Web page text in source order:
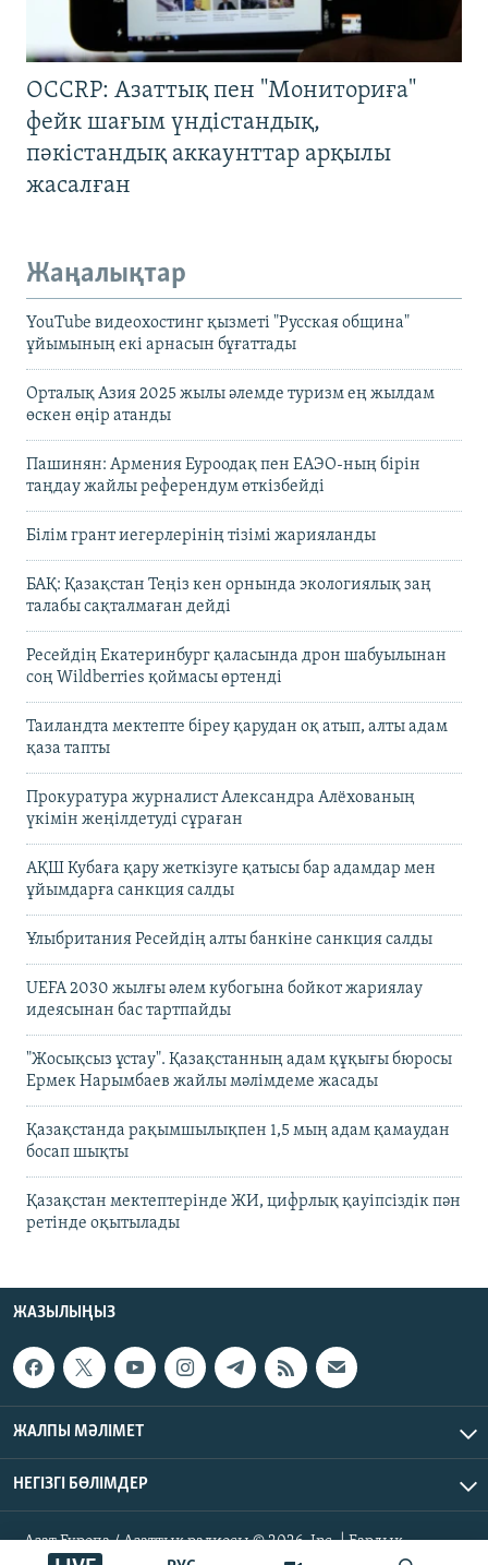
OCCRP: Азаттық пен "Мониториға"
фейк шағым үндістандық,
пәкістандық аккаунттар арқылы
жасалған
Жаңалықтар
YouTube видеохостинг қызметі "Русская община"
ұйымының екі арнасын бұғаттады
Орталық Азия 2025 жылы әлемде туризм ең жылдам
өскен өңір атанды
Пашинян: Армения Еуроодақ пен ЕАЭО-ның бірін
таңдау жайлы референдум өткізбейді
Білім грант иегерлерінің тізімі жарияланды
БАҚ: Қазақстан Теңіз кен орнында экологиялық заң
талабы сақталмаған дейді
Ресейдің Екатеринбург қаласында дрон шабуылынан
соң Wildberries қоймасы өртенді
Таиландта мектепте біреу қарудан оқ атып, алты адам
қаза тапты
Прокуратура журналист Александра Алёхованың
үкімін жеңілдетуді сұраған
АҚШ Кубаға қару жеткізуге қатысы бар адамдар мен
ұйымдарға санкция салды
Ұлыбритания Ресейдің алты банкіне санкция салды
UEFA 2030 жылғы әлем кубогына бойкот жариялау
идеясынан бас тартпайды
"Жосықсыз ұстау". Қазақстанның адам құқығы бюросы
Ермек Нарымбаев жайлы мәлімдеме жасады
Қазақстанда рақымшылықпен 1,5 мың адам қамаудан
босап шықты
Қазақстан мектептерінде ЖИ, цифрлық қауіпсіздік пән
ретінде оқытылады
ЖАЗЫЛЫҢЫЗ
ЖАЛПЫ МӘЛІМЕТ
НЕГІЗГІ БӨЛІМДЕР
Азат Еуропа / Азаттық радиосы © 2026, Inc. | Барлық